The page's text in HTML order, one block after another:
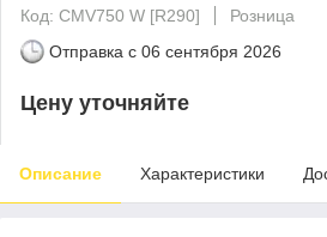
Код: CMV750 W [R290]
Розница
Отправка с 06 сентября 2026
Цену уточняйте
Описание Характеристики